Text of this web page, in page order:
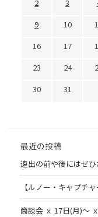
2
3
9
10
16
17
23
24
30
31
最近の投稿
遠出の前や後にはぜ
【ルノー・キャプチ
商談会 ｘ 17日(月)～